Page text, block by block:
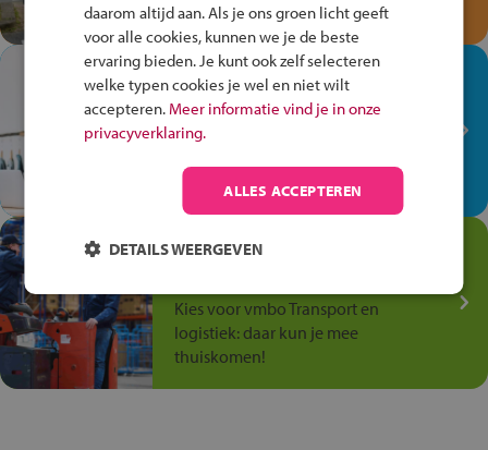
en win een Cortina-fiets!
In de winkel ben je op je
plek!
Ontdek via het vmbo jouw talent
anders is!
Jouw talent in de
Kies voor vmbo Transport en
logistiek: daar kun je mee
thuiskomen!
daarom altijd aan. Als je ons groen licht geeft
voor alle cookies, kunnen we je de beste
ervaring bieden. Je kunt ook zelf selecteren
welke typen cookies je wel en niet wilt
accepteren. Meer informatie vind je in onze
privacyverklaring.
ALLES ACCEPTEREN
DETAILS WEERGEVEN